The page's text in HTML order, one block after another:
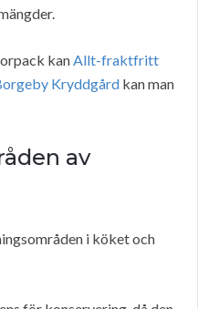
kanAllt-fraktfritt
Kryddgård kan man
av
i köket och